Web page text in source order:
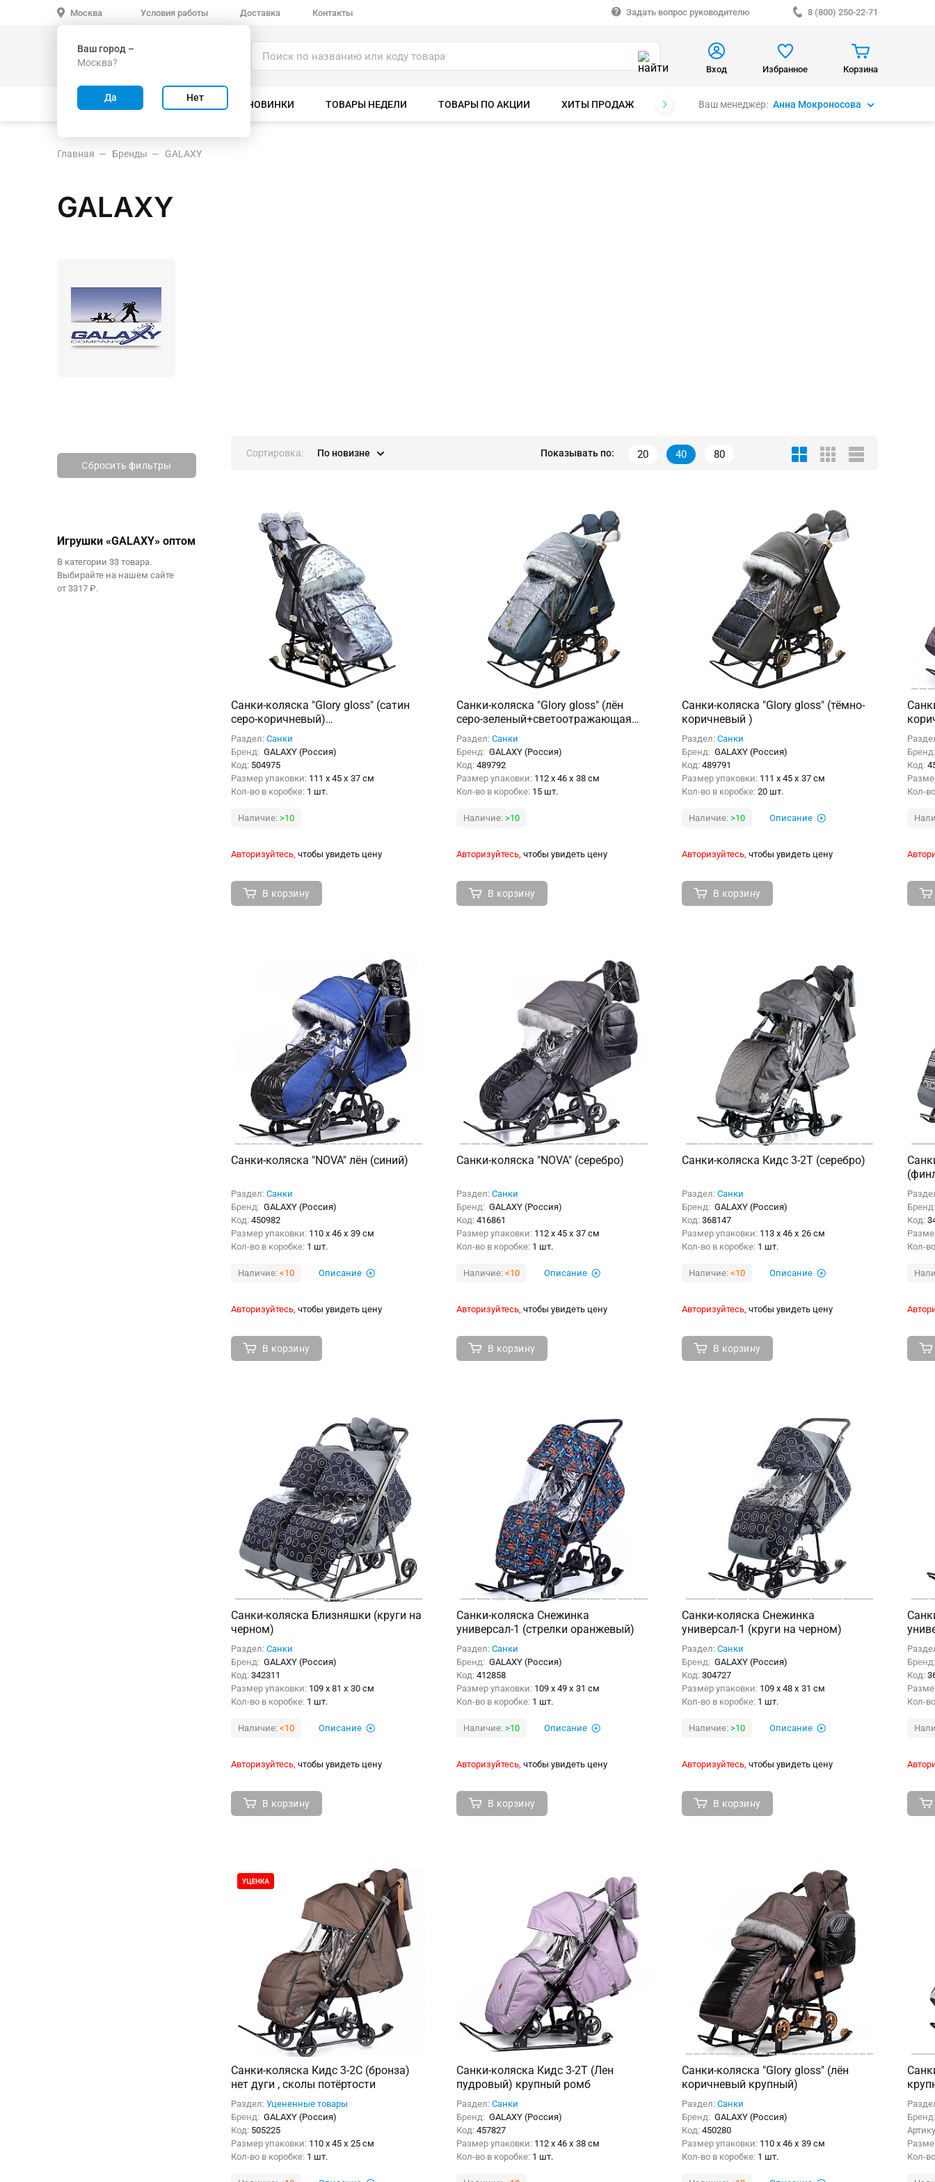
Москва
Ваш город –
Москва?
Да Нет
Условия работы Доставка Контакты Задать вопрос руководителю 8 (800) 250-22-71
Вход Избранное Корзина
ВСЕ ТОВАРЫ ВЕЛОСИПЕДЫ НОВИНКИ ТОВАРЫ НЕДЕЛИ ТОВАРЫ ПО АКЦИИ ХИТЫ ПРОДАЖ БРЕНДЫВаш менеджер: Анна Мокроносова
Главная Бренды GALAXY
GALAXY
Сбросить фильтры
Игрушки «GALAXY» оптом
В категории 33 товара.
Выбирайте на нашем сайте
от 3317 ₽.
Сортировка: По новизне Показывать по: 20 40 80
Санки-коляска "Glory gloss" (сатин
серо-коричневый)
+светоотражающая
Раздел: Санки
Бренд: GALAXY (Россия)
Код: 504975
Размер упаковки: 111 x 45 x 37 см
Кол-во в коробке: 1 шт.
Наличие: >10
Авторизуйтесь, чтобы увидеть цену
В корзину
Санки-коляска "Glory gloss" (лён
серо-зеленый+светоотражающая
ткань)
Раздел: Санки
Бренд: GALAXY (Россия)
Код: 489792
Размер упаковки: 112 x 46 x 38 см
Кол-во в коробке: 15 шт.
Наличие: >10
Авторизуйтесь, чтобы увидеть цену
В корзину
Санки-коляска "Glory gloss" (тёмно-
коричневый )
Раздел: Санки
Бренд: GALAXY (Россия)
Код: 489791
Размер упаковки: 111 x 45 x 37 см
Кол-во в коробке: 20 шт.
Наличие: >10 Описание
Авторизуйтесь, чтобы увидеть цену
В корзину
Код:
Кол-
Санки-коляска "NOVA" лён (синий)
Раздел: Санки
Бренд: GALAXY (Россия)
Код: 450982
Размер упаковки: 110 x 46 x 39 см
Кол-во в коробке: 1 шт.
Наличие: <10 Описание
Авторизуйтесь, чтобы увидеть цену
В корзину
Санки-коляска "NOVA" (серебро)
Раздел: Санки
Бренд: GALAXY (Россия)
Код: 416861
Размер упаковки: 112 x 45 x 37 см
Кол-во в коробке: 1 шт.
Наличие: <10 Описание
Авторизуйтесь, чтобы увидеть цену
В корзину
Санки-коляска Кидс 3-2Т (серебро)
Раздел: Санки
Бренд: GALAXY (Россия)
Код: 368147
Размер упаковки: 113 x 46 x 26 см
Кол-во в коробке: 1 шт.
Наличие: <10 Описание
Авторизуйтесь, чтобы увидеть цену
В корзину
Код:
Кол-
Санки-коляска Близняшки (круги на
черном)
Раздел: Санки
Бренд: GALAXY (Россия)
Код: 342311
Размер упаковки: 109 x 81 x 30 см
Кол-во в коробке: 1 шт.
Наличие: <10 Описание
Авторизуйтесь, чтобы увидеть цену
В корзину
Санки-коляска Снежинка
универсал-1 (стрелки оранжевый)
Раздел: Санки
Бренд: GALAXY (Россия)
Код: 412858
Размер упаковки: 109 x 49 x 31 см
Кол-во в коробке: 1 шт.
Наличие: >10 Описание
Авторизуйтесь, чтобы увидеть цену
В корзину
Санки-коляска Снежинка
универсал-1 (круги на черном)
Раздел: Санки
Бренд: GALAXY (Россия)
Код: 304727
Размер упаковки: 109 x 48 x 31 см
Кол-во в коробке: 1 шт.
Наличие: >10 Описание
Авторизуйтесь, чтобы увидеть цену
В корзину
Код:
Кол-
Санки-коляска Кидс 3-2С (бронза)
нет дуги , сколы потёртости
Раздел: Уцененные товары
Бренд: GALAXY (Россия)
Код: 505225
Размер упаковки: 110 x 45 x 25 см
Кол-во в коробке: 1 шт.
Санки-коляска Кидс 3-2Т (Лен
пудровый) крупный ромб
Раздел: Санки
Бренд: GALAXY (Россия)
Код: 457827
Размер упаковки: 112 x 46 x 38 см
Кол-во в коробке: 1 шт.
Санки-коляска "Glory gloss" (лён
коричневый крупный)
Раздел: Санки
Бренд: GALAXY (Россия)
Код: 450280
Размер упаковки: 110 x 46 x 39 см
Кол-во в коробке: 1 шт.
Кол-